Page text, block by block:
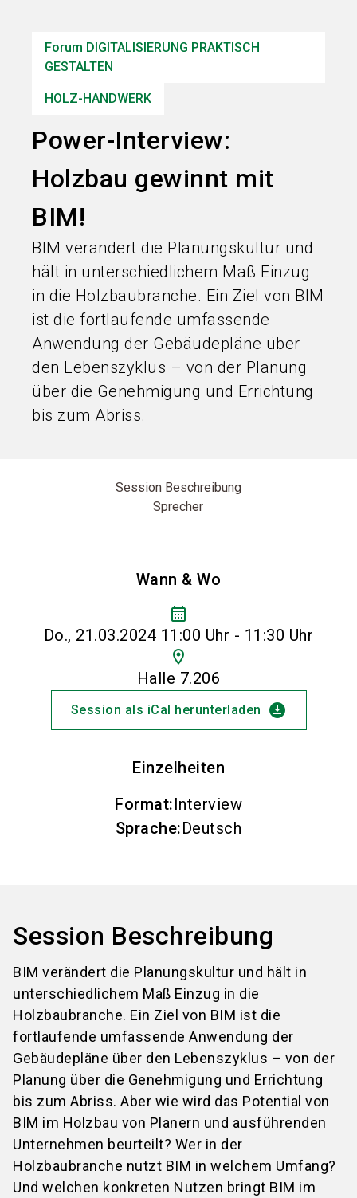
Forum DIGITALISIERUNG PRAKTISCH
GESTALTEN
HOLZ-HANDWERK
Power-Interview:
Holzbau gewinnt mit
BIM!
BIM verändert die Planungskultur und
hält in unterschiedlichem Maß Einzug
in die Holzbaubranche. Ein Ziel von BIM
ist die fortlaufende umfassende
Anwendung der Gebäudepläne über
den Lebenszyklus – von der Planung
über die Genehmigung und Errichtung
bis zum Abriss.
Session Beschreibung
Sprecher
Wann & Wo
calendar_month
Do., 21.03.2024 11:00 Uhr - 11:30 Uhr
location_on
Halle 7.206
Session als iCal herunterladen download_for_offline
Einzelheiten
Format:Interview
Sprache:Deutsch
Session Beschreibung
BIM verändert die Planungskultur und hält in
unterschiedlichem Maß Einzug in die
Holzbaubranche. Ein Ziel von BIM ist die
fortlaufende umfassende Anwendung der
Gebäudepläne über den Lebenszyklus – von der
Planung über die Genehmigung und Errichtung
bis zum Abriss. Aber wie wird das Potential von
BIM im Holzbau von Planern und ausführenden
Unternehmen beurteilt? Wer in der
Holzbaubranche nutzt BIM in welchem Umfang?
Und welchen konkreten Nutzen bringt BIM im